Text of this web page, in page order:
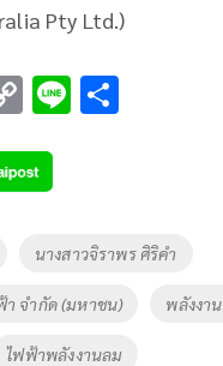
Pty Ltd.)
C
p
y
Li
n
k
Li
นางสาวจิราพร ศิริคำ
จำกัด (มหาชน) พลังงาน
ไฟฟ้าพลังงานลม